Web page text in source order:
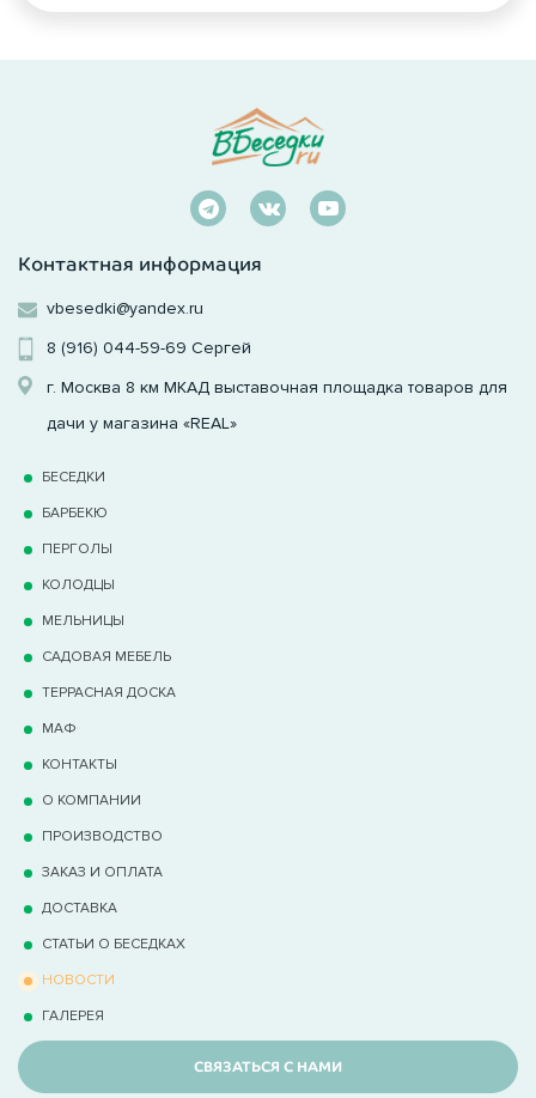
Контактная информация
vbesedki@yandex.ru
8 (916) 044-59-69 Сергей
г. Москва 8 км МКАД выставочная площадка товаров для
дачи у магазина «REAL»
БЕСЕДКИ
БАРБЕКЮ
ПЕРГОЛЫ
КОЛОДЦЫ
МЕЛЬНИЦЫ
САДОВАЯ МЕБЕЛЬ
ТЕРРАCНАЯ ДОСКА
МАФ
КОНТАКТЫ
О КОМПАНИИ
ПРОИЗВОДСТВО
ЗАКАЗ И ОПЛАТА
ДОСТАВКА
СТАТЬИ О БЕСЕДКАХ
НОВОСТИ
ГАЛЕРЕЯ
СВЯЗАТЬСЯ С НАМИ